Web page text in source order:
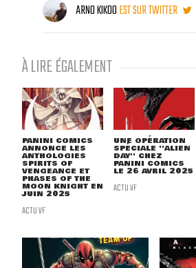
ARNO KIKOOEST SUR TWITTER
À LIRE ÉGALEMENT
PANINI COMICS
ANNONCE LES
ANTHOLOGIES
SPIRITS OF
VENGEANCE ET
PHASES OF THE
MOON KNIGHT EN
JUIN 2025
ACTU VF
UNE OPÉRATION
SPÉCIALE ''ALIEN
DAY'' CHEZ
PANINI COMICS
LE 26 AVRIL 2025
ACTU VF